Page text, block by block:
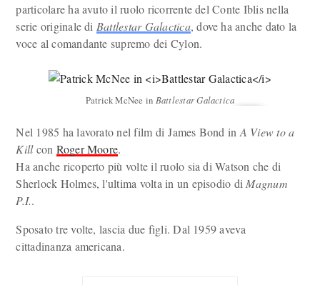
particolare ha avuto il ruolo ricorrente del Conte Iblis nella
serie originale di Battlestar Galactica, dove ha anche dato la
voce al comandante supremo dei Cylon.
Patrick McNee in Battlestar Galactica
Nel 1985 ha lavorato nel film di James Bond in A View to a
Killcon Roger Moore.
Ha anche ricoperto più volte il ruolo sia di Watson che di
Sherlock Holmes, l'ultima volta in un episodio di Magnum
P.I..
Sposato tre volte, lascia due figli. Dal 1959 aveva
cittadinanza americana.